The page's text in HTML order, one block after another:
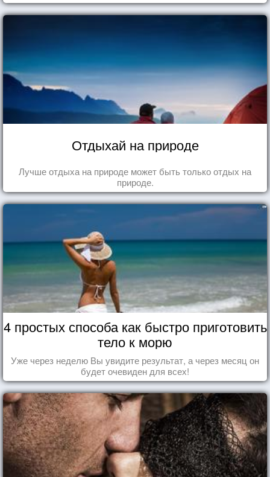
Отдыхай на природе
Лучше отдыха на природе может быть только отдых на
природе.
4 простых способа как быстро приготовить
тело к морю
Уже через неделю Вы увидите результат, а через месяц он
будет очевиден для всех!